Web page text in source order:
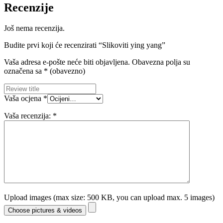
Recenzije
Još nema recenzija.
Budite prvi koji će recenzirati “Slikoviti ying yang”
Vaša adresa e-pošte neće biti objavljena. Obavezna polja su
označena sa * (obavezno)
Vaša ocjena *
Vaša recenzija: *
Upload images (max size: 500 KB, you can upload max. 5 images)
Choose pictures & videos